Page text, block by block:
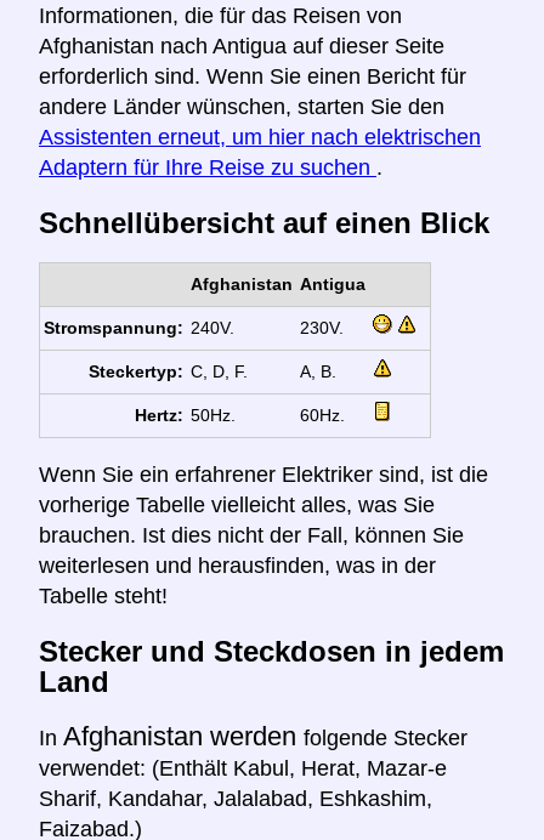
Informationen, die für das Reisen von
Afghanistan nach Antigua auf dieser Seite
erforderlich sind. Wenn Sie einen Bericht für
andere Länder wünschen, starten Sie den
Assistenten erneut, um hier nach elektrischen
Adaptern für Ihre Reise zu suchen .
Schnellübersicht auf einen Blick
Afghanistan Antigua
Stromspannung: 240V. 230V.
Steckertyp: C, D, F. A, B.
Hertz: 50Hz. 60Hz.
Wenn Sie ein erfahrener Elektriker sind, ist die
vorherige Tabelle vielleicht alles, was Sie
brauchen. Ist dies nicht der Fall, können Sie
weiterlesen und herausfinden, was in der
Tabelle steht!
Stecker und Steckdosen in jedem
Land
In Afghanistan werden folgende Stecker
verwendet: (Enthält Kabul, Herat, Mazar-e
Sharif, Kandahar, Jalalabad, Eshkashim,
Faizabad.)